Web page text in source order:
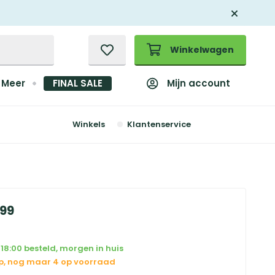
Winkelwagen
Meer FINAL SALE Mijn account
Winkels Klantenservice
99
besteld, morgen in huis
nog maar 4 op voorraad